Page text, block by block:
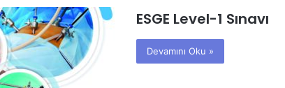
ESGE Level-1 Sınavı
Devamını Oku »